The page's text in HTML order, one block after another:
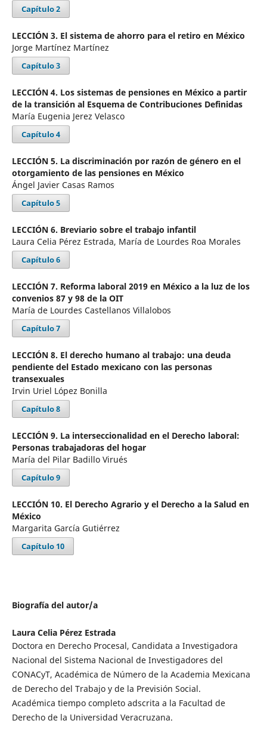
Capítulo 2
LECCIÓN 3. El sistema de ahorro para el retiro en México
Jorge Martínez Martínez
Capítulo 3
LECCIÓN 4. Los sistemas de pensiones en México a partir
de la transición al Esquema de Contribuciones Definidas
María Eugenia Jerez Velasco
Capítulo 4
LECCIÓN 5. La discriminación por razón de género en el
otorgamiento de las pensiones en México
Ángel Javier Casas Ramos
Capítulo 5
LECCIÓN 6. Breviario sobre el trabajo infantil
Laura Celia Pérez Estrada, María de Lourdes Roa Morales
Capítulo 6
LECCIÓN 7. Reforma laboral 2019 en México a la luz de los
convenios 87 y 98 de la OIT
María de Lourdes Castellanos Villalobos
Capítulo 7
LECCIÓN 8. El derecho humano al trabajo: una deuda
pendiente del Estado mexicano con las personas
transexuales
Irvin Uriel López Bonilla
Capítulo 8
LECCIÓN 9. La interseccionalidad en el Derecho laboral:
Personas trabajadoras del hogar
María del Pilar Badillo Virués
Capítulo 9
LECCIÓN 10. El Derecho Agrario y el Derecho a la Salud en
México
Margarita García Gutiérrez
Capítulo 10
Biografía del autor/a
Laura Celia Pérez Estrada
Doctora en Derecho Procesal, Candidata a Investigadora
Nacional del Sistema Nacional de Investigadores del
CONACyT, Académica de Número de la Academia Mexicana
de Derecho del Trabajo y de la Previsión Social.
Académica tiempo completo adscrita a la Facultad de
Derecho de la Universidad Veracruzana.